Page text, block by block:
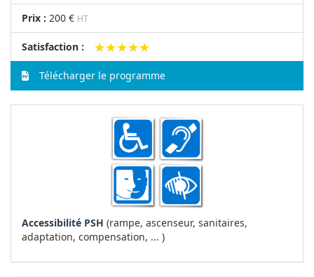
Prix : 200 € HT
Satisfaction : ★★★★★
★★★★★
Télécharger le programme
Accessibilité PSH (rampe, ascenseur, sanitaires,
adaptation, compensation, ... )